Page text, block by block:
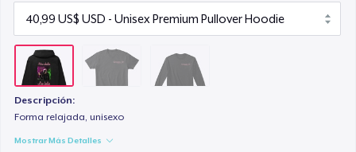
Descripción:
Forma relajada, unisexo
Mostrar Más Detalles